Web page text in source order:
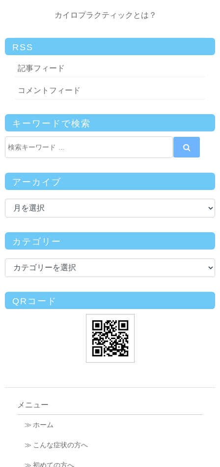
カイロプラクティックとは？
RSS
記事フィード
コメントフィード
キーワードで検索
アーカイブ
カテゴリー
QRコード
メニュー
≫ ホーム
≫ こんな症状の方へ
≫ 初めての方へ